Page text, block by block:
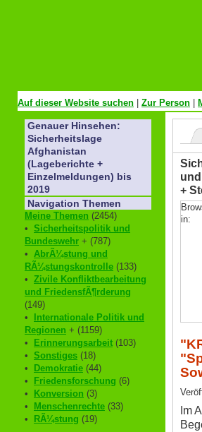
Auf dieser Website suchen Zur Person
Genauer Hinsehen:
Sicherheitslage
Afghanistan
(Lageberichte +
Einzelmeldungen) bis
2019
Navigation Themen
Meine Themen (2454)
• Sicherheitspolitik und
Bundeswehr + (787)
• AbrÃ¼stung und
RÃ¼stungskontrolle (133)
• Zivile Konfliktbearbeitung
und FriedensfÃ¶rderung
(149)
•
Internationale Politik und
Regionen + (1159)
•
Erinnerungsarbeit (103)
• Sonstiges (18)
•
Demokratie (44)
•
Friedensforschung (6)
•
Konversion (3)
•
Menschenrechte (33)
•
RÃ¼stung (19)
+
in:
Im